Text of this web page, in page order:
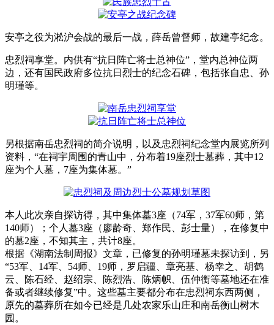
安亭之役为淞沪会战的最后一战，薛岳曾督师，故建亭纪念。
忠烈祠享堂。内供有“抗日阵亡将士总神位”，堂内总神位两
边，还有国民政府多位抗日烈士的纪念石碑，包括张自忠、孙
明瑾等。
另根据南岳忠烈祠的简介说明，以及忠烈祠纪念堂内展览所列
资料，“在祠宇周围的青山中，分布着19座烈士墓葬，其中12
座为个人墓，7座为集体墓。”
本人此次亲自探访得，其中集体墓3座（74军，37军60师，第
140师）；个人墓3座（廖龄奇、郑作民、彭士量），在修复中
的墓2座，不知其主，共计8座。
根据《湖南法制周报》文章，已修复的孙明瑾墓未探访到，另
“53军、14军、54师、19师，罗启疆、章亮基、杨幸之、胡鹤
云、陈石经、赵绍宗、陈烈浩、陈炳帜、伍仲衡等墓地还在准
备或者继续修复”中。这些墓主要都分布在忠烈祠东西两侧，
原先的墓葬所在如今已经是几处农家乐山庄和南岳衡山树木
园。